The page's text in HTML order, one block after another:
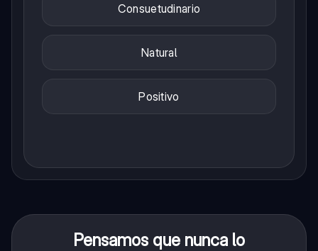
Consuetudinario
Natural
Positivo
Pensamos que nunca lo